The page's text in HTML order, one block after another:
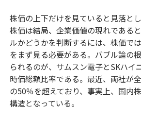
株価の上下だけを見ていると見落と
株価は結局、企業価値の現れである
ルかどうかを判断するには、株価で
をまず見る必要がある。バブル論の
られるのが、サムスン電子とSKハイ
時価総額比率である。最近、両社が
の50％を超えており、事実上、国内
構造となっている。